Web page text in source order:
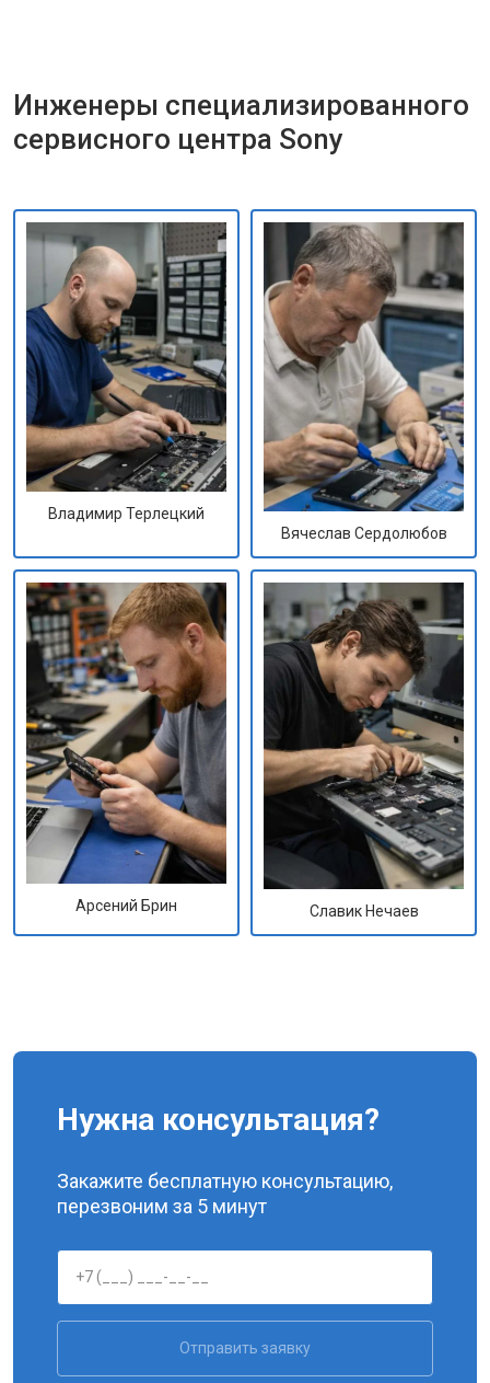
Инженеры специализированного
сервисного центра Sony
Владимир Терлецкий
Вячеслав Сердолюбов
Арсений Брин Славик Нечаев
Нужна консультация?
Закажите бесплатную консультацию,
перезвоним за 5 минут
Отправить заявку